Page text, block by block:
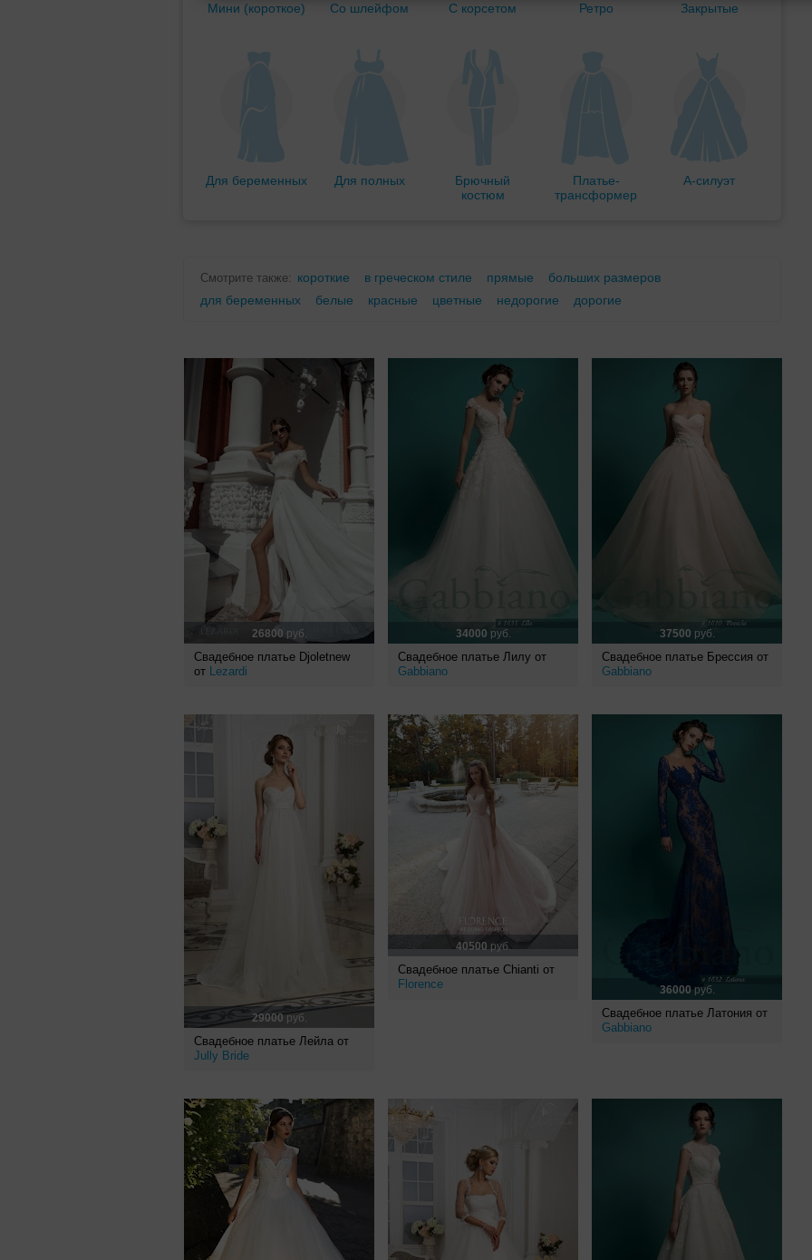
Мини (короткое) Со шлейфом С корсетом Ретро Закрытые
Для беременных Для полных
Брючный
костюм
Платье-
трансформер
А-силуэт
Смотрите также: короткие в греческом стиле прямые
больших размеров
для беременных
белые красные цветные недорогие дорогие
26800 руб.
Свадебное платье Djoletnew
от Lezardi
34000 руб.
Свадебное платье Лилу от
Gabbiano
37500 руб.
Свадебное платье Брессия от
Gabbiano
29000руб.
Свадебное платье Лейла от
Jully Bride
40500руб.
Свадебное платье Chianti от
Florence
36000руб.
Свадебное платье Латония от
Gabbiano